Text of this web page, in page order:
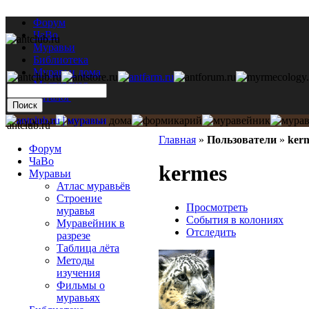
Форум
ЧаВо
Муравьи
Библиотека
Муравьи дома
Мастерская
Каталог
Главная » Пользователи »
kermes
Просмотреть
События в колониях
Отследить
antclub.ru
Форум
ЧаВо
Муравьи
Атлас муравьёв
Строение
муравья
Муравейник в
разрезе
Таблица лёта
Методы
изучения
Фильмы о
муравьях